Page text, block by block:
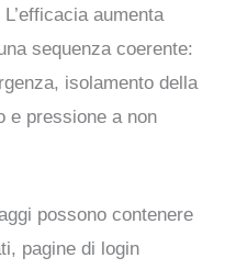
aumenta
sequenza coerente:
isolamento della
e pressione a non
possono contenere
pagine di login